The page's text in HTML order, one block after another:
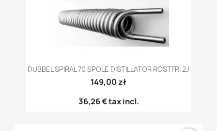
DUBBEL SPIRAL 70 SPOLE DISTILLATOR ROSTFRI 2J
149,00 zł
36,26 €tax incl.